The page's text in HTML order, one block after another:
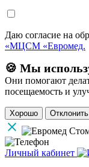
Даю согласие на
«МЦСМ «Евромед.
🍪 Мы
Они помогают
посещаемость и
Хорошо Отклонить
Личный кабинет